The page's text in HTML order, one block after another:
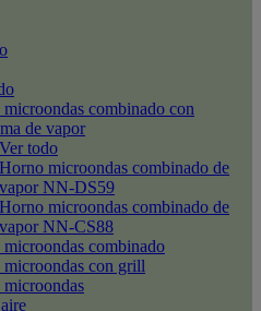
combinado con
de vapor
Ver todo
Horno microondas combinado de
vapor NN-DS59
Horno microondas combinado de
vapor NN-CS88
combinado
con grill